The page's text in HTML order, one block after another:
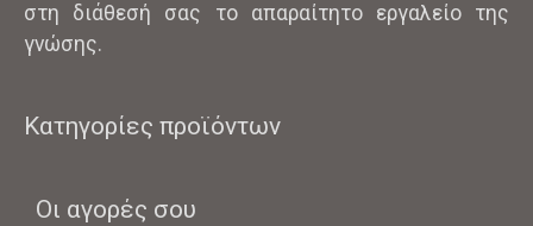
στη διάθεσή σας το απαραίτητο εργαλείο της
γνώσης.
Κατηγορίες προϊόντων
Οι αγορές σου